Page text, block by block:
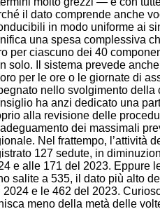
il dato comprende anche
in modo uniforme ai
una spesa complessiva
per ciascuno dei 40
solo. Il sistema prevede
per le ore o le giornate di
nello svolgimento della
ha anzi dedicato una
alla revisione delle
dei massimali
Nel frattempo, l’attività
127 sedute, in
e alle 171 del 2023. Eppure
salite a 535, il dato più alto
2024 e le 462 del 2023.
meno della metà delle